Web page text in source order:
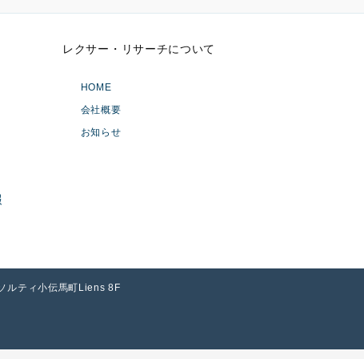
レクサー・リサーチについて
HOME
会社概要
お知らせ
ルティ小伝馬町Liens 8F